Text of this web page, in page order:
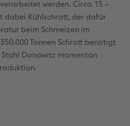
werden. Circa 15 –
dabei Kühlschrott, der dafür
beim Schmelzen im
Tonnen Schrott benötigt
Donawitz momentan